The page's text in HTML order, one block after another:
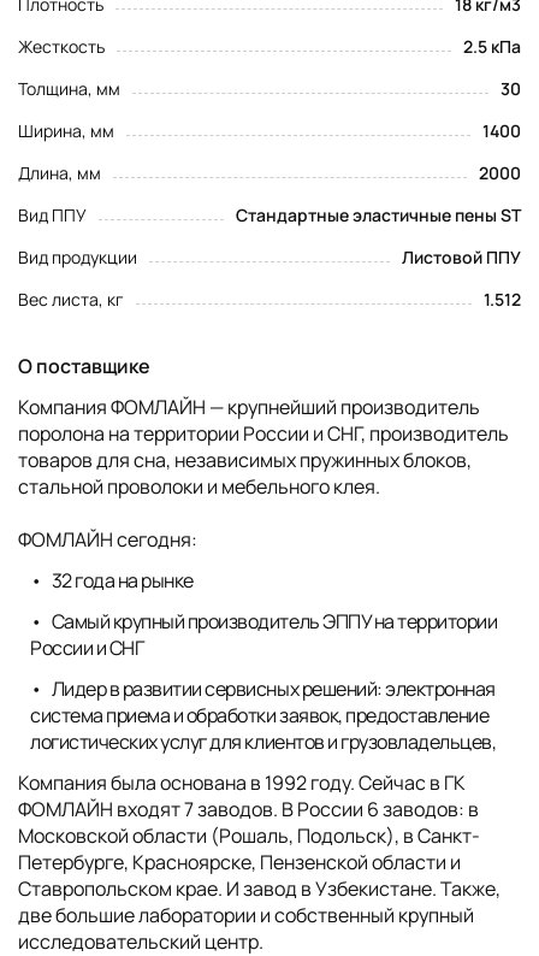
Жесткость
2.5 кПа
Толщина, мм
30
Ширина, мм
1400
Длина, мм
2000
Вид ППУ
Стандартные эластичные пены ST
Вид продукции
Листовой ППУ
Вес листа, кг
1.512
О поставщике
Компания ФОМЛАЙН — крупнейший производитель
поролона на территории России и СНГ, производитель
товаров для сна, независимых пружинных блоков,
стальной проволоки и мебельного клея.
ФОМЛАЙН сегодня:
32 года на рынке
Самый крупный производитель ЭППУ на территории
России и СНГ
Лидер в развитии сервисных решений: электронная
система приема и обработки заявок, предоставление
логистических услуг для клиентов и грузовладельцев,
Компания была основана в 1992 году. Сейчас в ГК
ФОМЛАЙН входят 7 заводов. В России 6 заводов: в
Московской области (Рошаль, Подольск), в Санкт-
Петербурге, Красноярске, Пензенской области и
Ставропольском крае. И завод в Узбекистане. Также,
две большие лаборатории и собственный крупный
исследовательский центр.